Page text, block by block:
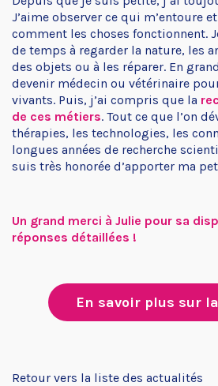
J’aime observer ce qui m’entoure
comment les choses fonctionnent.
de temps à regarder la nature, les
des objets ou à les réparer. En
devenir médecin ou vétérinaire
vivants. Puis, j’ai compris que la
de ces métiers. Tout ce que l’on
thérapies, les technologies, les
longues années de recherche
suis très honorée d’apporter ma
Un grand merci à Julie pour sa
réponses détaillées !
En savoir plus sur
Retour vers la liste des actualités